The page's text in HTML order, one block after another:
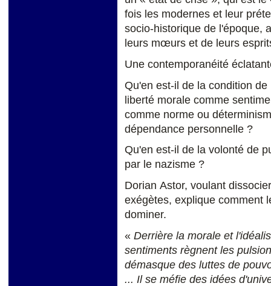
fois les modernes et leur
socio-historique de l'époque,
leurs mœurs et de leurs
Une contemporanéité
Qu'en est-il de la condition
liberté morale comme
comme norme ou
dépendance personnelle ?
Qu'en est-il de la volonté de
par le nazisme ?
Dorian Astor, voulant
exégètes, explique comment
dominer.
« Derrière la morale et
sentiments règnent les
démasque des luttes de
... Il se méfie des idées